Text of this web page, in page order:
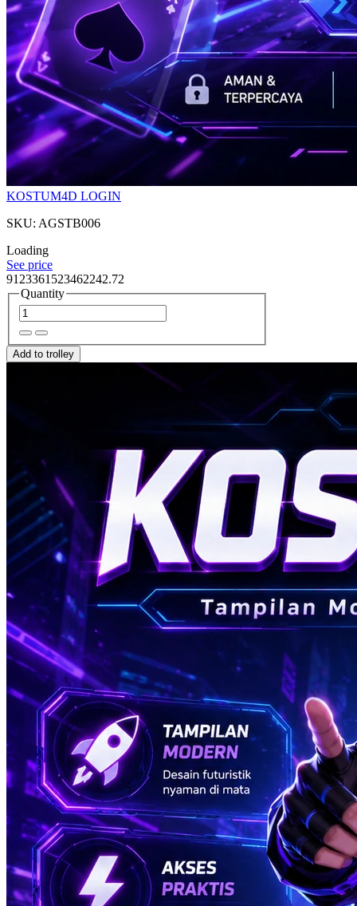
KOSTUM4D LOGIN
SKU: AGSTB006
Loading
See price
9123361523462242.72
Quantity
Add to trolley